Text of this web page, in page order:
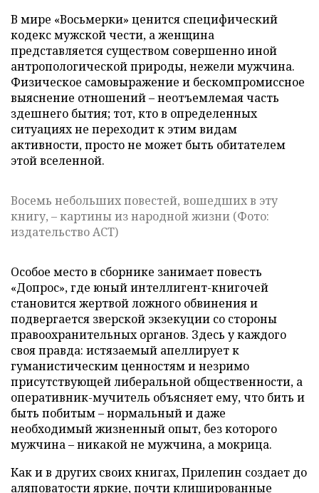
В мире «Восьмерки» ценится специфический
кодекс мужской чести, а женщина
представляется существом совершенно иной
антропологической природы, нежели мужчина.
Физическое самовыражение и бескомпромиссное
выяснение отношений – неотъемлемая часть
здешнего бытия; тот, кто в определенных
ситуациях не переходит к этим видам
активности, просто не может быть обитателем
этой вселенной.
Восемь небольших повестей, вошедших в эту
книгу, – картины из народной жизни (Фото:
издательство АСТ)
Особое место в сборнике занимает повесть
«Допрос», где юный интеллигент-книгочей
становится жертвой ложного обвинения и
подвергается зверской экзекуции со стороны
правоохранительных органов. Здесь у каждого
своя правда: истязаемый апеллирует к
гуманистическим ценностям и незримо
присутствующей либеральной общественности, а
оперативник-мучитель объясняет ему, что бить и
быть побитым – нормальный и даже
необходимый жизненный опыт, без которого
мужчина – никакой не мужчина, а мокрица.
Как и в других своих книгах, Прилепин создает до
аляповатости яркие, почти клишированные